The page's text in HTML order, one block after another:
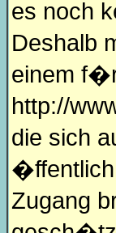
es noch
Deshalb
einem
http://
die sich
�ffentlich
Zugang